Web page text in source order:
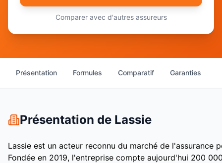
Comparer avec d'autres assureurs
Présentation Formules Comparatif Garanties
Présentation de Lassie
Lassie est un acteur reconnu du marché de l'assurance
Fondée en 2019, l'entreprise compte aujourd'hui 200